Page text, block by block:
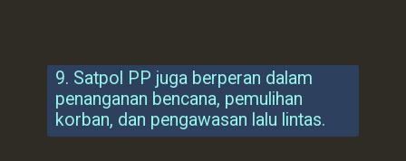
9. Satpol PP juga berperan dalam
penanganan bencana, pemulihan
korban, dan pengawasan lalu lintas.